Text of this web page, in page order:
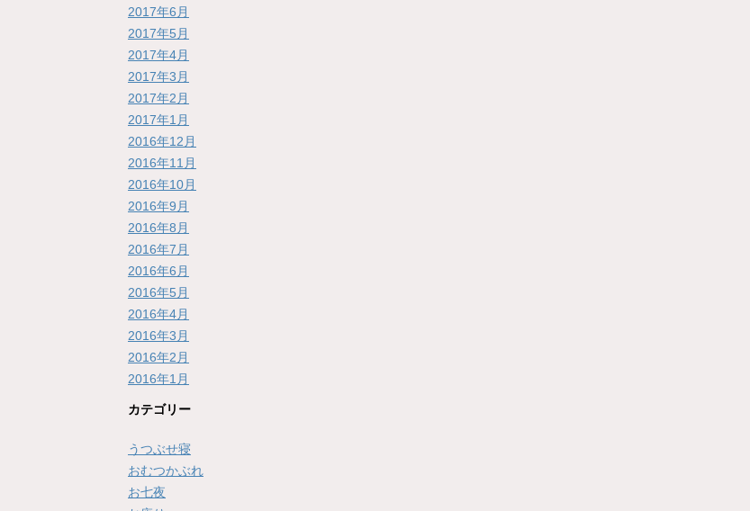
2017年6月
2017年5月
2017年4月
2017年3月
2017年2月
2017年1月
2016年12月
2016年11月
2016年10月
2016年9月
2016年8月
2016年7月
2016年6月
2016年5月
2016年4月
2016年3月
2016年2月
2016年1月
カテゴリー
うつぶせ寝
おむつかぶれ
お七夜